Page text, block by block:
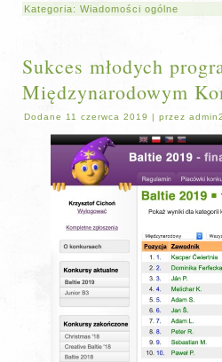
Kategoria: Wiadomości ogólne
Sukces młodych
Międzynarodowym
Dodane 11 czerwca 2019 | przez admin2